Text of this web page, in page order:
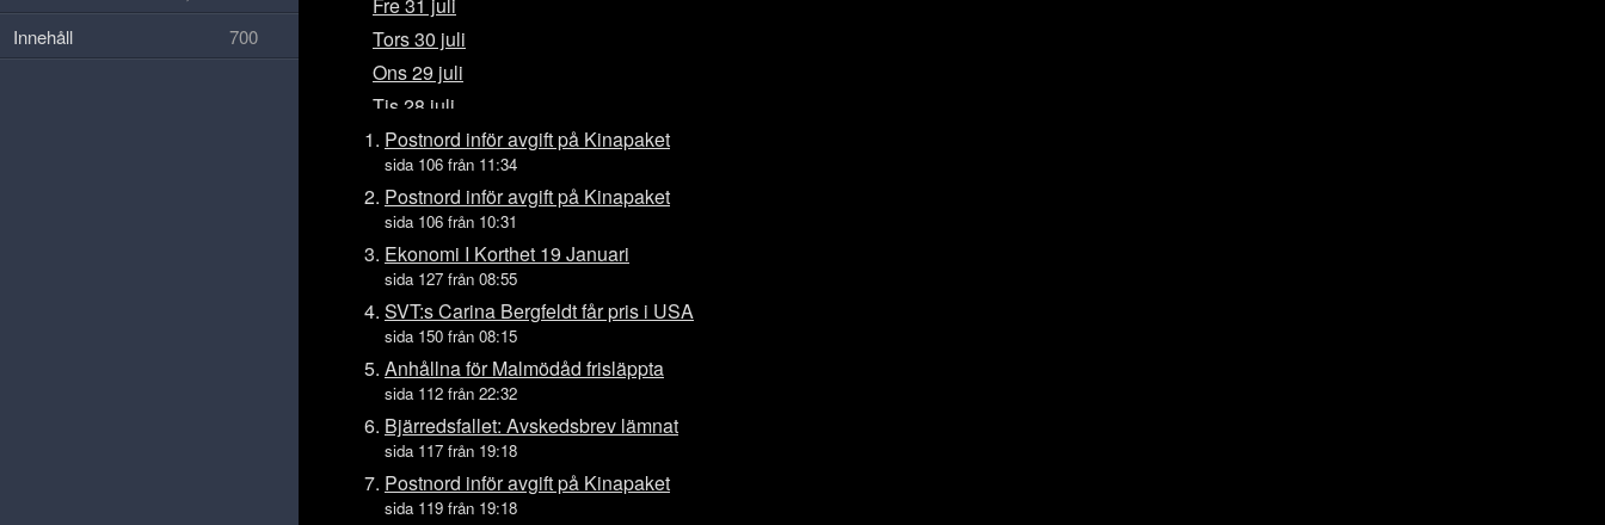
Fre 31 juli
Tors 30 juli
Ons 29 juli
Tis 28 juli
Mån 27 juli
Sön 26 juli
Lör 25 juli
Tors 23 juli
Ons 22 juli
Tis 21 juli
Mån 20 juli
Sön 19 juli
Lör 18 juli
Fre 17 juli
Tors 16 juli
Postnord inför avgift på Kinapaket
sida 106 från 11:34
Postnord inför avgift på Kinapaket
sida 106 från 10:31
Ekonomi I Korthet 19 Januari
sida 127 från 08:55
SVT:s Carina Bergfeldt får pris i USA
sida 150 från 08:15
Anhållna för Malmödåd frisläppta
sida 112 från 22:32
Bjärredsfallet: Avskedsbrev lämnat
sida 117 från 19:18
Postnord inför avgift på Kinapaket
sida 119 från 19:18
Innehåll
700